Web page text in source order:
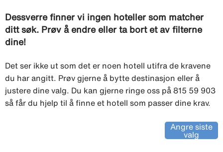
Dessverre finner vi ingen hoteller som matcher
ditt søk. Prøv å endre eller ta bort et av filterne
dine!
Det ser ikke ut som det er noen hotell utifra de kravene
du har angitt. Prøv gjerne å bytte destinasjon eller å
justere dine valg. Du kan gjerne ringe oss på 815 59 903
så får du hjelp til å finne et hotell som passer dine krav.
Angre siste
valg